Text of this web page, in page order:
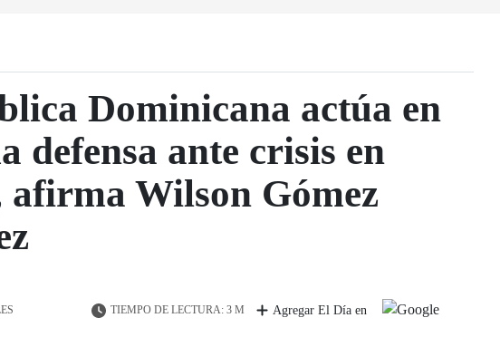
Dominicana actúa en
defensa ante crisis en
Wilson Gómez
TIEMPO DE LECTURA: 3 M Agregar El Día en